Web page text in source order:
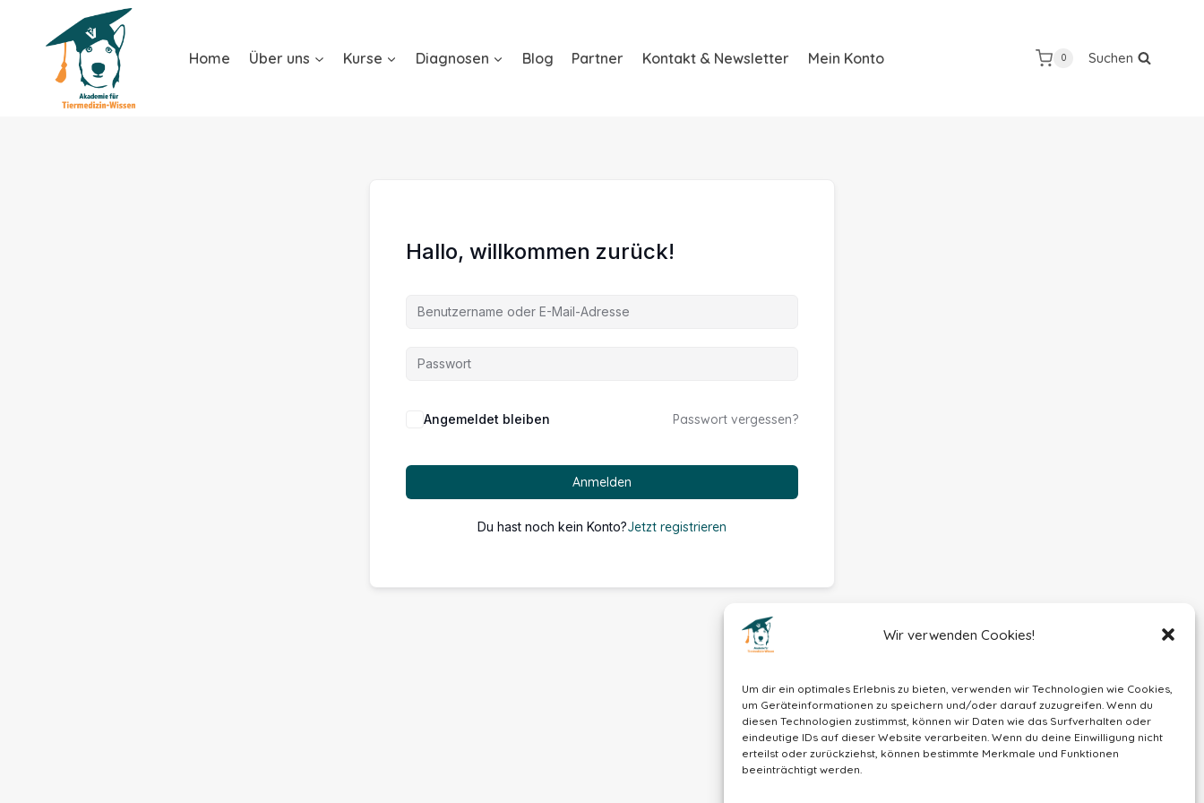
Wir verwenden Cookies!
Um dir ein optimales Erlebnis zu bieten, verwenden wir Technologien wie Cookies,
um Geräteinformationen zu speichern und/oder darauf zuzugreifen. Wenn du
diesen Technologien zustimmst, können wir Daten wie das Surfverhalten oder
eindeutige IDs auf dieser Website verarbeiten. Wenn du deine Einwilligung nicht
erteilst oder zurückziehst, können bestimmte Merkmale und Funktionen
beeinträchtigt werden.
Home Über uns Kurse Diagnosen Blog Partner Kontakt & Newsletter Mein Konto 0 Suchen
Hallo, willkommen zurück!
Alternative:
Angemeldet bleiben Passwort vergessen?
Anmelden
Du hast noch kein Konto?Jetzt registrieren